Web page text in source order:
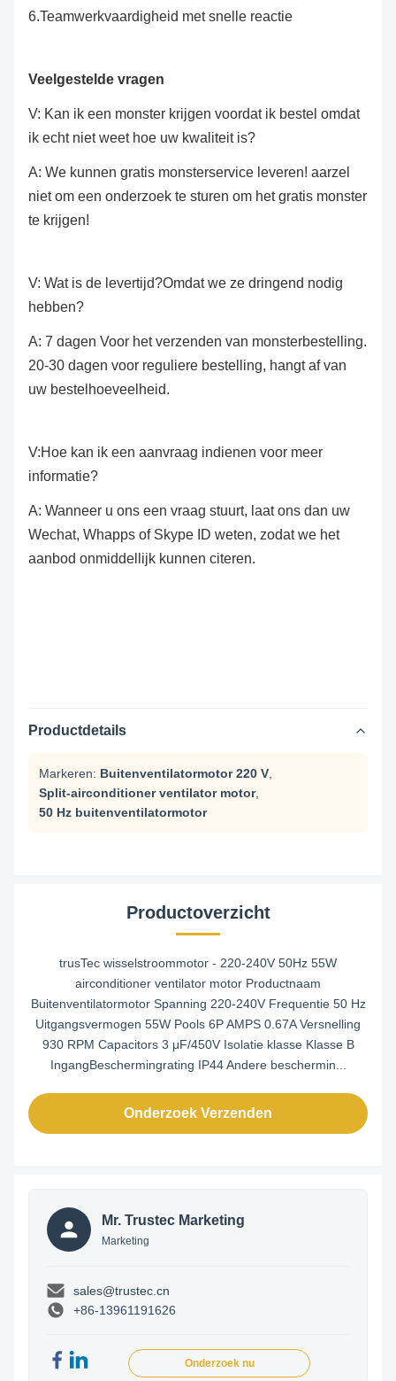
6.Teamwerkvaardigheid met snelle reactie
Veelgestelde vragen
V: Kan ik een monster krijgen voordat ik bestel omdat
ik echt niet weet hoe uw kwaliteit is?
A: We kunnen gratis monsterservice leveren! aarzel
niet om een onderzoek te sturen om het gratis monster
te krijgen!
V: Wat is de levertijd?Omdat we ze dringend nodig
hebben?
A: 7 dagen Voor het verzenden van monsterbestelling.
20-30 dagen voor reguliere bestelling, hangt af van
uw bestelhoeveelheid.
V:Hoe kan ik een aanvraag indienen voor meer
informatie?
A: Wanneer u ons een vraag stuurt, laat ons dan uw
Wechat, Whapps of Skype ID weten, zodat we het
aanbod onmiddellijk kunnen citeren.
Productdetails
Markeren: Buitenventilatormotor 220 V
Split-airconditioner ventilator motor,
50 Hz buitenventilatormotor
Productoverzicht
trusTec wisselstroommotor - 220-240V 50Hz 55W
airconditioner ventilator motor Productnaam
Buitenventilatormotor Spanning 220-240V Frequentie 50 Hz
Uitgangsvermogen 55W Pools 6P AMPS 0.67A Versnelling
930 RPM Capacitors 3 μF/450V Isolatie klasse Klasse B
IngangBeschermingrating IP44 Andere beschermin...
Onderzoek Verzenden
Mr. Trustec Marketing
Marketing
sales@trustec.cn
+86-13961191626
Onderzoek nu